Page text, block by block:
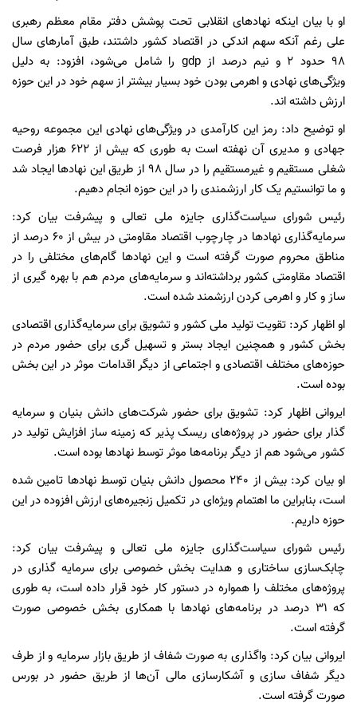
او با بیان اینکه نهاد‌های انقلابی تحت پوشش دفتر مقام معظم رهبری
علی رغم آنکه سهم اندکی در اقتصاد کشور داشتند، طبق آمار‌های سال
۹۸ حدود ۲ و نیم درصد از gdp را شامل می‌شود، افزود: به دلیل
ویژگی‌های نهادی و اهرمی بودن خود بسیار بیشتر از سهم خود در این حوزه
ارزش داشته اند.
او توضیح داد: رمز این کارآمدی در ویژگی‌های نهادی این مجموعه روحیه
جهادی و مدیری آن نهفته است به طوری که بیش از ۶۲۲ هزار فرصت
شغلی مستقیم و غیرمستقیم را در سال ۹۸ از طریق این نهاد‌ها ایجاد شد
و ما توانستیم یک کار ارزشمندی را در این حوزه انجام دهیم.
رئیس شورای سیاست‌گذاری جایزه ملی تعالی و پیشرفت بیان کرد:
سرمایه‌گذاری نهاد‌ها در چارچوب اقتصاد مقاومتی در بیش از ۶۰ درصد از
مناطق محروم صورت گرفته است و این نهاد‌ها گام‌های مختلفی را در
اقتصاد مقاومتی کشور برداشته‌اند و سرمایه‌های مردم هم با بهره گیری از
ساز و کار و اهرمی کردن ارزشمند شده است.
او اظهار کرد: تقویت تولید ملی کشور و تشویق برای سرمایه‌گذاری اقتصادی
بخش کشور و همچنین ایجاد بستر و تسهیل گری برای حضور مردم در
حوزه‌های مختلف اقتصادی و اجتماعی از دیگر اقدامات موثر در این بخش
بوده است.
ایروانی اظهار کرد: تشویق برای حضور شرکت‌های دانش بنیان و سرمایه
گذار برای حضور در پروژه‌های ریسک پذیر که زمینه ساز افزایش تولید در
کشور می‌شود هم از دیگر برنامه‌ها موثر توسط نهاد‌ها بوده است.
او بیان کرد: بیش از ۲۴۰ محصول دانش بنیان توسط نهاد‌ها تامین شده
است، بنابراین ما اهتمام ویژه‌ای در تکمیل زنجیره‌های ارزش افزوده در این
حوزه داریم.
رئیس شورای سیاست‌گذاری جایزه ملی تعالی و پیشرفت بیان کرد:
چابک‌سازی ساختاری و هدایت بخش خصوصی برای سرمایه گذاری در
پروژه‌های مختلف را همواره در دستور کار خود قرار داده است، به طوری
که ۳۱ درصد در برنامه‌های نهاد‌ها با همکاری بخش خصوصی صورت
گرفته است.
ایروانی بیان کرد: واگذاری به صورت شفاف از طریق بازار سرمایه و از طرف
دیگر شفاف سازی و آشکارسازی مالی آن‌ها از طریق حضور در بورس
صورت گرفته است.